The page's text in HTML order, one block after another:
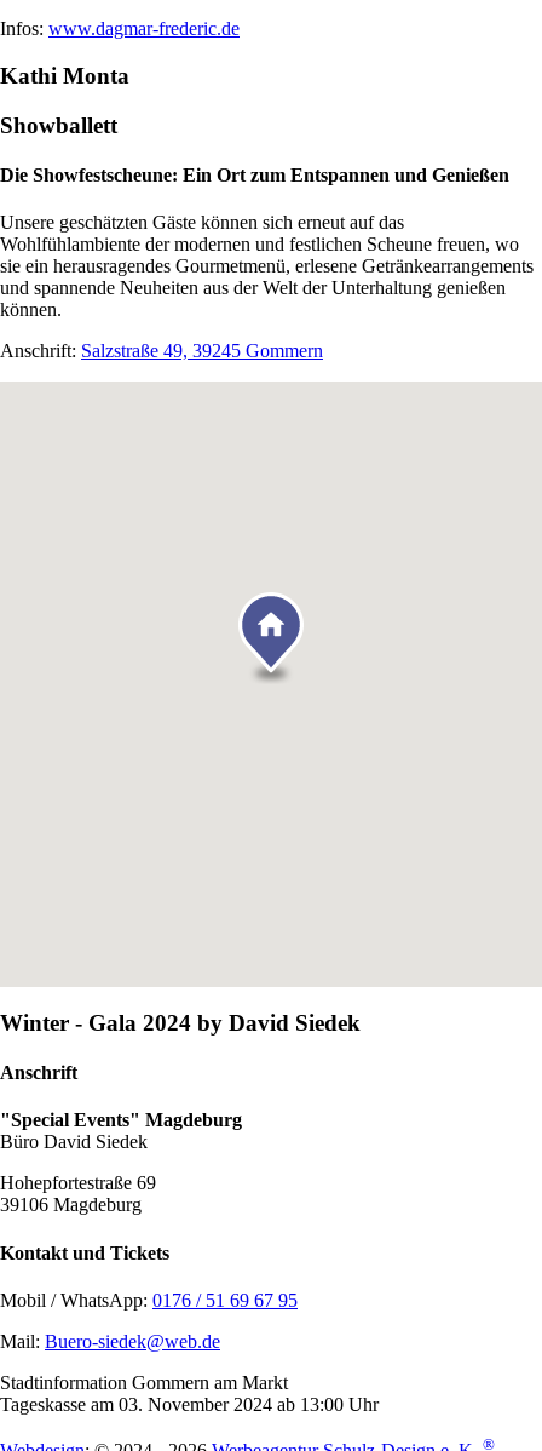
Infos: www.dagmar-frederic.de
Kathi Monta
Showballett
Die Showfestscheune: Ein Ort zum Entspannen und Genießen
Unsere geschätzten Gäste können sich erneut auf das
Wohlfühlambiente der modernen und festlichen Scheune freuen, wo
sie ein herausragendes Gourmetmenü, erlesene Getränkearrangements
und spannende Neuheiten aus der Welt der Unterhaltung genießen
können.
Anschrift: Salzstraße 49, 39245 Gommern
Winter - Gala 2024 by David Siedek
Anschrift
"Special Events" Magdeburg
Büro David Siedek
Hohepfortestraße 69
39106 Magdeburg
Kontakt und Tickets
Mobil / WhatsApp: 0176 / 51 69 67 95
Mail: Buero-siedek@web.de
Stadtinformation Gommern am Markt
Tageskasse am 03. November 2024 ab 13:00 Uhr
®